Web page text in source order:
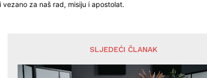
za naš rad, misiju i apostolat.
SLJEDEĆI ČLANAK